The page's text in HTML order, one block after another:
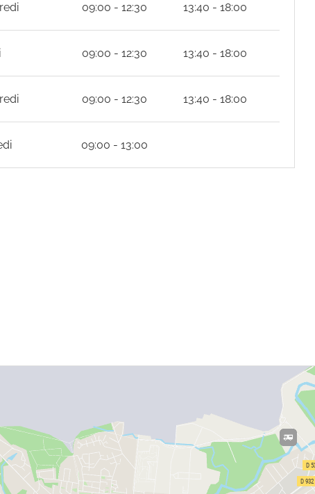
09:00 - 12:30 13:40 - 18:00
09:00 - 12:30 13:40 - 18:00
09:00 - 12:30 13:40 - 18:00
09:00 - 13:00